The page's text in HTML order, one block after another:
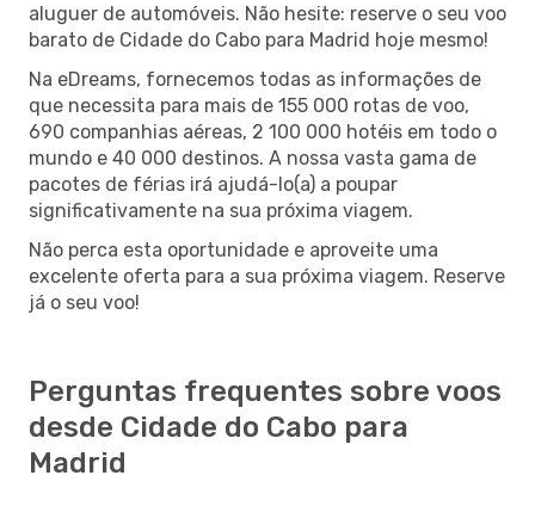
aluguer de automóveis. Não hesite: reserve o seu voo
barato de Cidade do Cabo para Madrid hoje mesmo!
Na eDreams, fornecemos todas as informações de
que necessita para mais de 155 000 rotas de voo,
690 companhias aéreas, 2 100 000 hotéis em todo o
mundo e 40 000 destinos. A nossa vasta gama de
pacotes de férias irá ajudá-lo(a) a poupar
significativamente na sua próxima viagem.
Não perca esta oportunidade e aproveite uma
excelente oferta para a sua próxima viagem. Reserve
já o seu voo!
Perguntas frequentes sobre voos
desde Cidade do Cabo para
Madrid